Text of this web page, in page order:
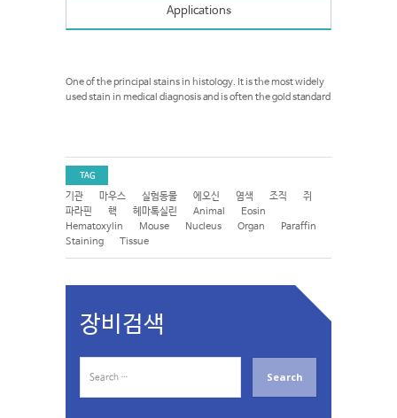
Applications
One of the principal stains in histology. It is the most widely
used stain in medical diagnosis and is often the gold standard
TAG
기관 마우스 실험동물 에오신 염색 조직
쥐
파라핀
핵 헤마톡실린 Animal
Eosin
Hematoxylin
Mouse Nucleus Organ
Paraffin
Staining
Tissue
장비검색
a